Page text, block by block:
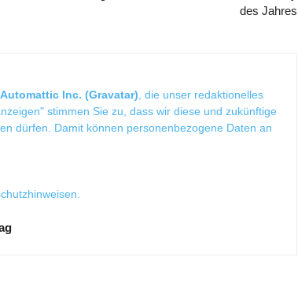
des Jahres
Automattic Inc. (Gravatar) , die unser redaktionelles
stimmen Sie zu, dass wir diese und zukünftige
dürfen. Damit können personenbezogene Daten an